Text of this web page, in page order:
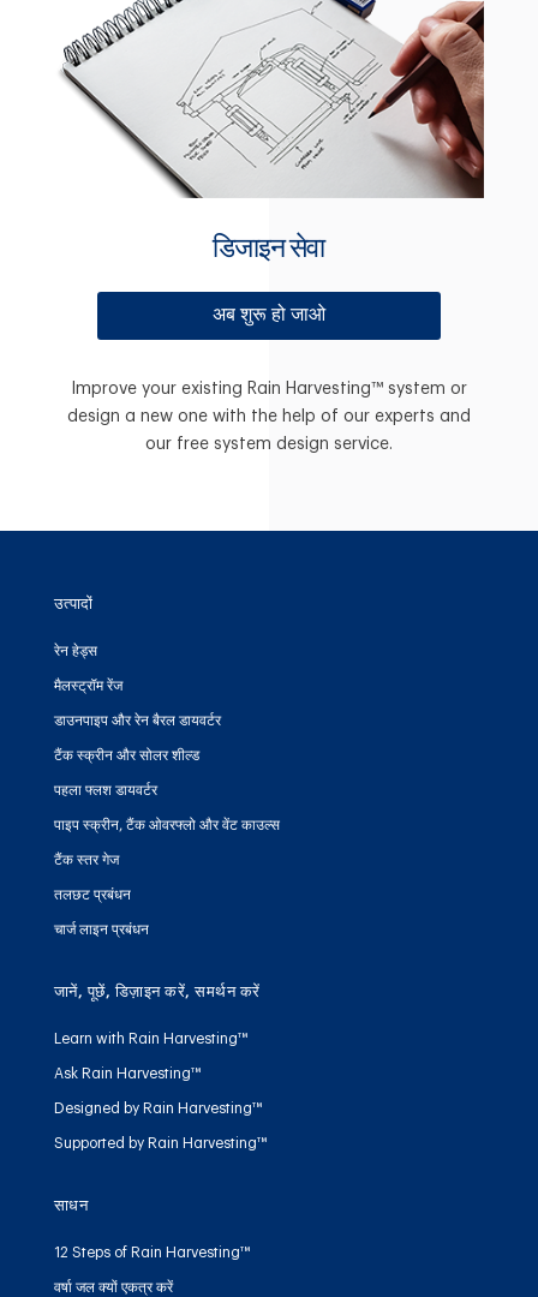
डिजाइन सेवा
अब शुरू हो जाओ
Improve your existing Rain Harvesting™ system or
design a new one with the help of our experts and
our free system design service.
उत्पादों
रेन हेड्स
मैलस्ट्रॉम रेंज
डाउनपाइप और रेन बैरल डायवर्टर
टैंक स्क्रीन और सोलर शील्ड
पहला फ्लश डायवर्टर
पाइप स्क्रीन, टैंक ओवरफ्लो और वेंट काउल्स
टैंक स्तर गेज
तलछट प्रबंधन
चार्ज लाइन प्रबंधन
जानें, पूछें, डिज़ाइन करें, समर्थन करें
Learn with Rain Harvesting™
Ask Rain Harvesting™
Designed by Rain Harvesting™
Supported by Rain Harvesting™
साधन
12 Steps of Rain Harvesting™
वर्षा जल क्यों एकत्र करें